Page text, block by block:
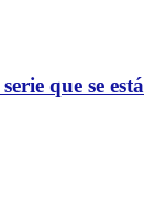
que se está